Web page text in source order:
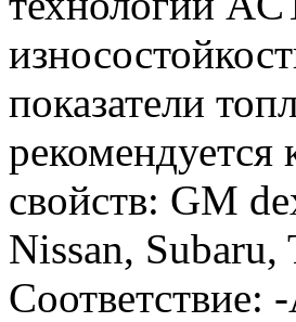
показатели
рекомендуется
свойств: GM
Nissan, Subaru,